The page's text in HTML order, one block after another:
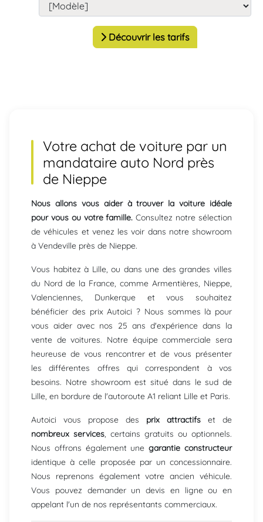
Découvrir les tarifs
Votre achat de voiture par un
mandataire auto Nord près
de Nieppe
Nous allons vous aider à trouver la voiture idéale
pour vous ou votre famille.Consultez notre sélection
de véhicules et venez les voir dans notre showroom
à Vendeville près de Nieppe.
Vous habitez à Lille, ou dans une des grandes villes
du Nord de la France, comme Armentières, Nieppe,
Valenciennes, Dunkerque et vous souhaitez
bénéficier des prix Autoici ? Nous sommes là pour
vous aider avec nos 25 ans d'expérience dans la
vente de voitures. Notre équipe commerciale sera
heureuse de vous rencontrer et de vous présenter
les différentes offres qui correspondent à vos
besoins. Notre showroom est situé dans le sud de
Lille, en bordure de l'autoroute A1 reliant Lille et Paris.
Autoici vous propose des prix attractifs et de
nombreux services, certains gratuits ou optionnels.
Nous offrons également unegarantie constructeur
identique à celle proposée par un concessionnaire.
Nous reprenons également votre ancien véhicule.
Vous pouvez demander un devis en ligne ou en
appelant l'un de nos représentants commerciaux.